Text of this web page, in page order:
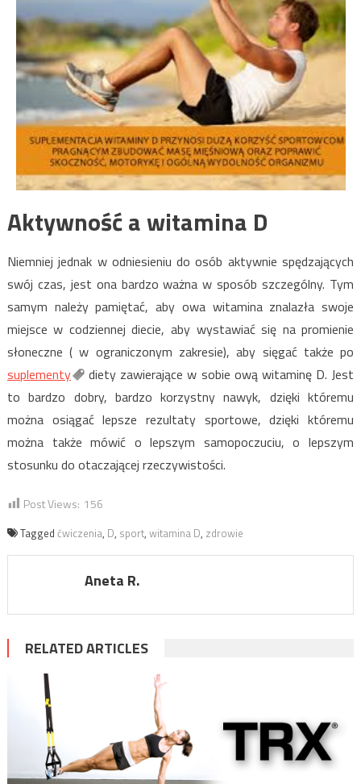
Aktywność a witamina D
Niemniej jednak w odniesieniu do osób aktywnie spędzających
swój czas, jest ona bardzo ważna w sposób szczególny. Tym
samym należy pamiętać, aby owa witamina znalazła swoje
miejsce w codziennej diecie, aby wystawiać się na promienie
słoneczne ( w ograniczonym zakresie), aby sięgać także po
suplementy
diety zawierające w sobie ową witaminę D. Jest
to bardzo dobry, bardzo korzystny nawyk, dzięki któremu
można osiągać lepsze rezultaty sportowe, dzięki któremu
można także mówić o lepszym samopoczuciu, o lepszym
stosunku do otaczającej rzeczywistości.
Post Views: 156
Tagged ćwiczenia, D, sport, witamina D, zdrowie
Aneta R.
RELATED ARTICLES